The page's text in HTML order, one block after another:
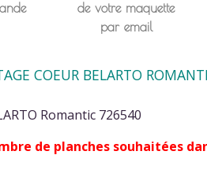
de votre maquette
par email
COEUR BELARTO
Romantic 726540
de planches souhaitées